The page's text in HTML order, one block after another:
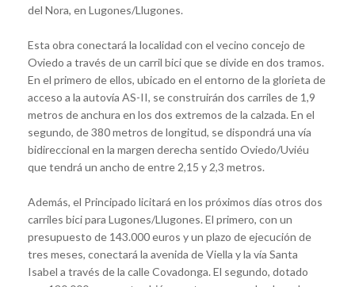
del Nora, en Lugones/Llugones.
Esta obra conectará la localidad con el vecino concejo de
Oviedo a través de un carril bici que se divide en dos tramos.
En el primero de ellos, ubicado en el entorno de la glorieta de
acceso a la autovía AS-II, se construirán dos carriles de 1,9
metros de anchura en los dos extremos de la calzada. En el
segundo, de 380 metros de longitud, se dispondrá una vía
bidireccional en la margen derecha sentido Oviedo/Uviéu
que tendrá un ancho de entre 2,15 y 2,3 metros.
Además, el Principado licitará en los próximos días otros dos
carriles bici para Lugones/Llugones. El primero, con un
presupuesto de 143.000 euros y un plazo de ejecución de
tres meses, conectará la avenida de Viella y la vía Santa
Isabel a través de la calle Covadonga. El segundo, dotado